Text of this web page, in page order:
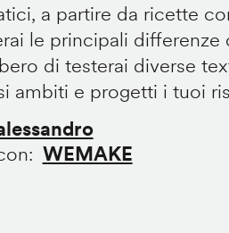
a partire da ricette
le principali differenze
di testerai diverse
ambiti e progetti i tuoi
WEMAKE